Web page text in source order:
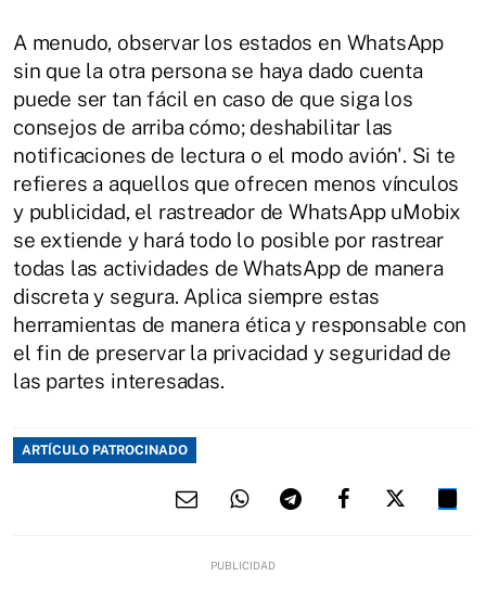
A menudo, observar los estados en WhatsApp
sin que la otra persona se haya dado cuenta
puede ser tan fácil en caso de que siga los
consejos de arriba cómo; deshabilitar las
notificaciones de lectura o el modo avión'. Si te
refieres a aquellos que ofrecen menos vínculos
y publicidad, el rastreador de WhatsApp uMobix
se extiende y hará todo lo posible por rastrear
todas las actividades de WhatsApp de manera
discreta y segura. Aplica siempre estas
herramientas de manera ética y responsable con
el fin de preservar la privacidad y seguridad de
las partes interesadas.
ARTÍCULO PATROCINADO